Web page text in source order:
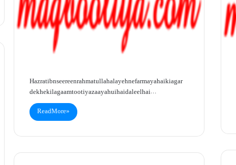
Hazrat ibn seereen rahmatullah alayeh ne farmaya hai ki agar
dekhe ki lagaam tooti ya zaaya hui hai daleel hai…
Read More »